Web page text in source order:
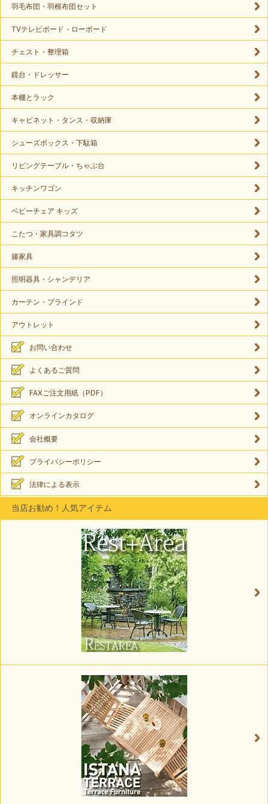
羽毛布団・羽根布団セット
TVテレビボード・ローボード
チェスト・整理箱
鏡台・ドレッサー
本棚とラック
キャビネット・タンス・収納庫
シューズボックス・下駄箱
リビングテーブル・ちゃぶ台
キッチンワゴン
ベビーチェア キッズ
こたつ・家具調コタツ
籐家具
照明器具・シャンデリア
カーテン・ブラインド
アウトレット
お問い合わせ
よくあるご質問
FAXご注文用紙（PDF）
オンラインカタログ
会社概要
プライバシーポリシー
法律による表示
当店お勧め！人気アイテム